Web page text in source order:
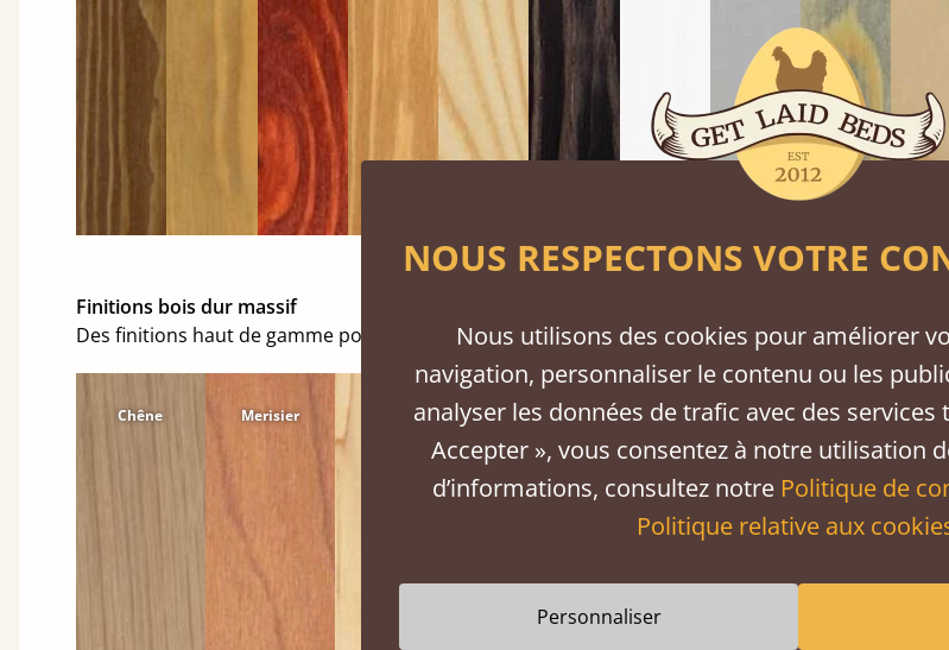
Finitions bois dur massif
Des finitions haut de gamme pour embellir votre chambre.
Chêne Merisier Érable Hêtre Frêne Noyer Sapelli
NOUS RESPECTONS VOTRE
Nous utilisons des cookies pour améliorer
navigation, personnaliser le contenu ou les
analyser les données de trafic avec des services
Accepter », vous consentez à notre utilisation
d’informations, consultez notre Politique de
Politique relative aux
Personnaliser